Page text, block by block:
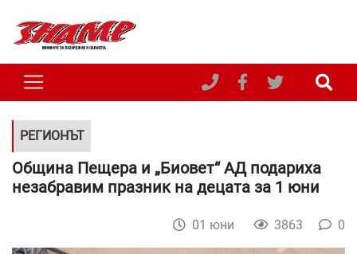
РЕГИОНЪТ
Община Пещера и „Биовет“ АД подариха
незабравим празник на децата за 1 юни
01 юни 3863 0